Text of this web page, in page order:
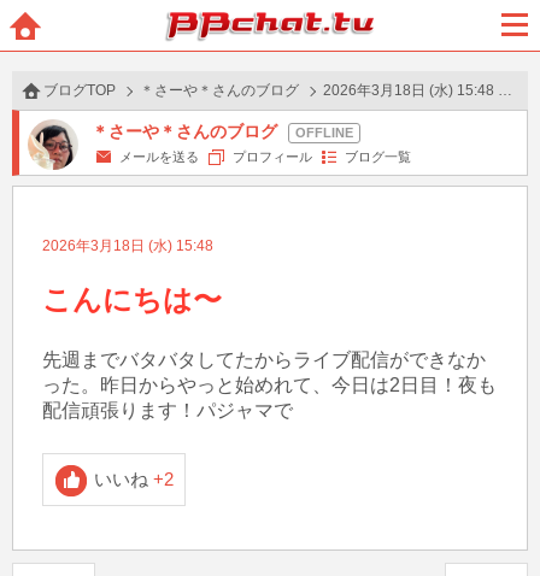
BBchatTV
ュー
ブログTOP ＊さーや＊さんのブログ 2026年3月18日 (水) 15:48 の投稿
＊さーや＊さんのブログ
メールを送る プロフィール ブログ一覧
2026年3月18日 (水) 15:48
こんにちは〜
先週までバタバタしてたからライブ配信ができなか
った。昨日からやっと始めれて、今日は2日目！夜も
配信頑張ります！パジャマで
いいね +2